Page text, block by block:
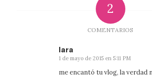
2
COMENTARIOS
lara
Dice:
1 de mayo de 2015 en 5:11 PM
me encantó tu vlog, la verdad